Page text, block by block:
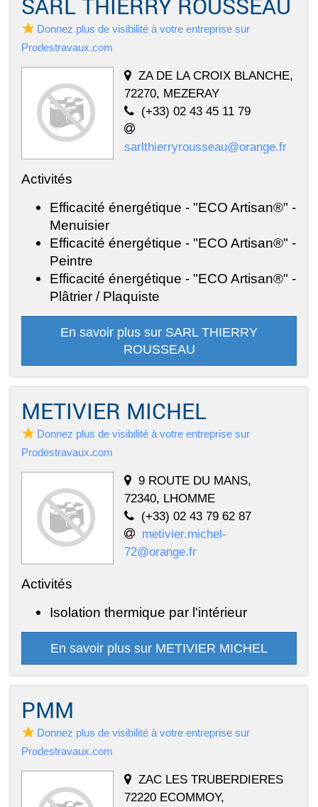
SARL THIERRY ROUSSEAU
Donnez plus de visibilité à votre entreprise sur
Prodestravaux.com
ZA DE LA CROIX BLANCHE,
72270, MEZERAY
(+33) 02 43 45 11 79
sarlthierryrousseau@orange.fr
Activités
Efficacité énergétique - "ECO Artisan®" -
Menuisier
Efficacité énergétique - "ECO Artisan®" -
Peintre
Efficacité énergétique - "ECO Artisan®" -
Plâtrier / Plaquiste
En savoir plus sur SARL THIERRY
ROUSSEAU
METIVIER MICHEL
Donnez plus de visibilité à votre entreprise sur
Prodestravaux.com
9 ROUTE DU MANS,
72340, LHOMME
(+33) 02 43 79 62 87
metivier.michel-
72@orange.fr
Activités
Isolation thermique par l'intérieur
En savoir plus sur METIVIER MICHEL
PMM
Donnez plus de visibilité à votre entreprise sur
Prodestravaux.com
ZAC LES TRUBERDIERES
72220 ECOMMOY,